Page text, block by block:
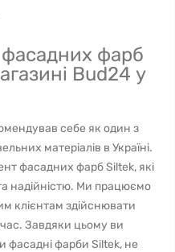
фарб
Bud24 у
себе як один з
матеріалів в Україні.
фасадних фарб Siltek, які
надійністю. Ми працюємо
клієнтам здійснювати
Завдяки цьому ви
фасадні фарби Siltek, не